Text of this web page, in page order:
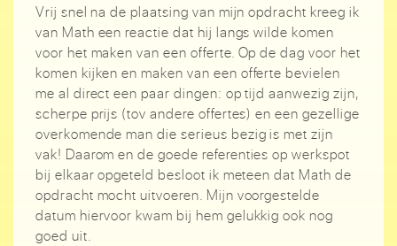
Vrij snel na de plaatsing van mijn opdracht kreeg ik
van Math een reactie dat hij langs wilde komen
voor het maken van een offerte. Op de dag voor het
komen kijken en maken van een offerte bevielen
me al direct een paar dingen: op tijd aanwezig zijn,
scherpe prijs (tov andere offertes) en een gezellige
overkomende man die serieus bezig is met zijn
vak! Daarom en de goede referenties op werkspot
bij elkaar opgeteld besloot ik meteen dat Math de
opdracht mocht uitvoeren. Mijn voorgestelde
datum hiervoor kwam bij hem gelukkig ook nog
goed uit.